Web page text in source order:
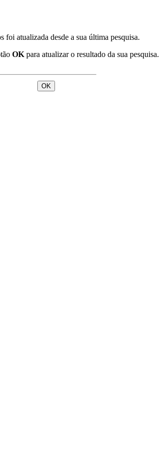
foi atualizada desde a sua última pesquisa.
OKpara atualizar o resultado da sua pesquisa.